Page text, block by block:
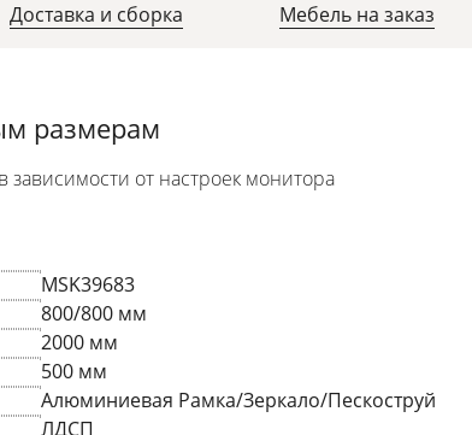
Доставка и сборка Мебель на заказ
размерам
от настроек монитора
MSK39683
800/800 мм
2000 мм
500 мм
Алюминиевая Рамка/Зеркало/Пескоструй
ЛДСП